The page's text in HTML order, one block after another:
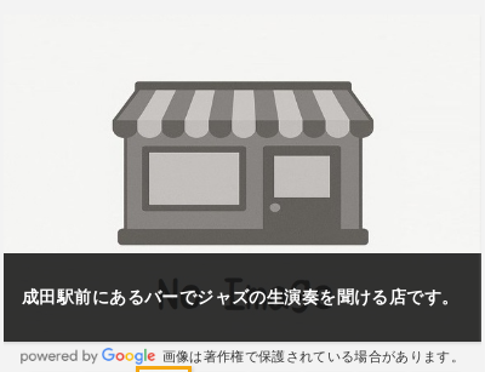
成田駅前にあるバーでジャズの生演奏を聞ける店です。
画像は著作権で保護されている場合があります。